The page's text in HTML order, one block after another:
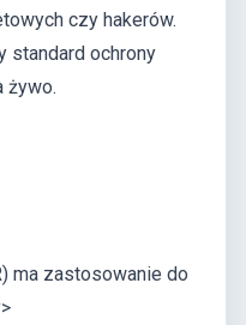
czy hakerów.
standard ochrony
żywo.
ma zastosowanie do